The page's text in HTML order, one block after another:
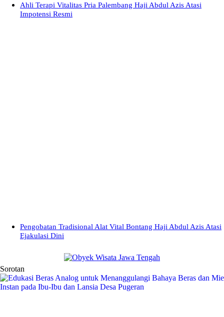
Ahli Terapi Vitalitas Pria Palembang Haji Abdul Azis Atasi
Impotensi Resmi
Pengobatan Tradisional Alat Vital Bontang Haji Abdul Azis Atasi
Ejakulasi Dini
Sorotan